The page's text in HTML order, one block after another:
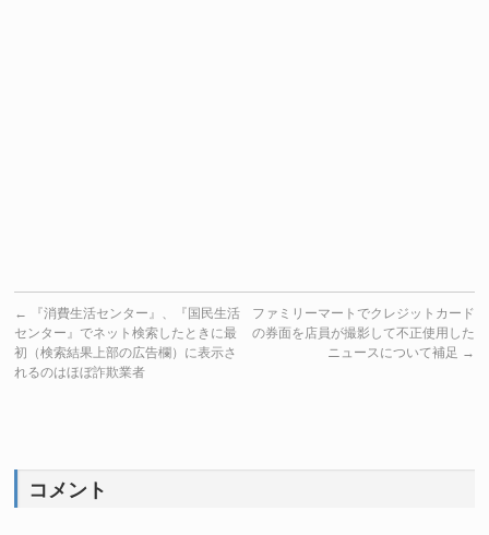
←
『消費生活センター』、『国民生活
センター』でネット検索したときに最
初（検索結果上部の広告欄）に表示さ
れるのはほぼ詐欺業者
ファミリーマートでクレジットカード
の券面を店員が撮影して不正使用した
ニュースについて補足 →
コメント